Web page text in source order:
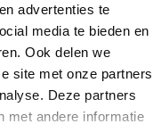
advertenties te
media te bieden en
Ook delen we
site met onze partners
Deze partners
met andere informatie